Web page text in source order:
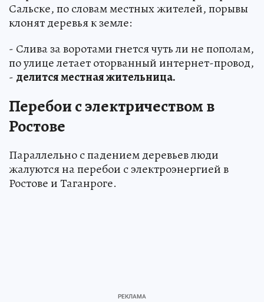
Сальске, по словам местных жителей, порывы
клонят деревья к земле:
- Слива за воротами гнется чуть ли не пополам,
по улице летает оторванный интернет-провод,
- делится местная жительница.
Перебои с электричеством в
Ростове
Параллельно с падением деревьев люди
жалуются на перебои с электроэнергией в
Ростове и Таганроге.